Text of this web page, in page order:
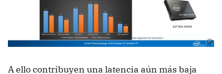
A ello contribuyen una latencia aún más baja